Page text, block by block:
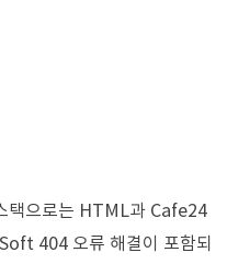
택으로는 HTML과 Cafe24
404 오류 해결이 포함되